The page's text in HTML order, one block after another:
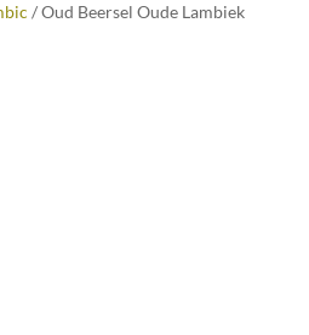
/ Oud Beersel Oude Lambiek